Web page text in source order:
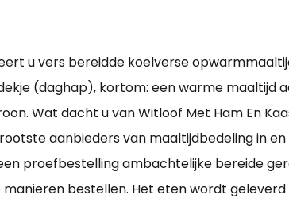
u vers bereidde koelverse
(daghap), kortom: een warme maaltijd
Wat dacht u van Witloof Met Ham En
aanbieders van maaltijdbedeling in en
proefbestelling ambachtelijke bereide
bestellen. Het eten wordt